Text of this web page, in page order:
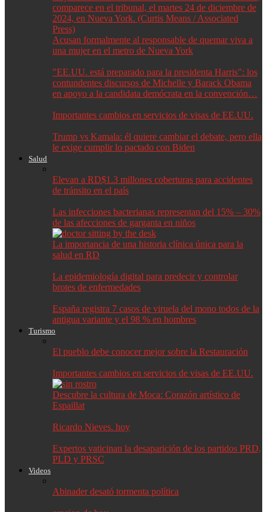
Acusan formalmente al responsable de quemar viva a
una mujer en el metro de Nueva York
"EE.UU. está preparado para la presidenta Harris": los
contundentes discursos de Michelle y Barack Obama
en apoyo a la candidata demócrata en la convención…
Importantes cambios en servicios de visas de EE.UU.
Trump vs Kamala: él quiere cambiar el debate, pero ella
le exige cumplir lo pactado con Biden
Salud
Elevan a RD$1.3 millones coberturas para accidentes
de tránsito en el país
Las infecciones bacterianas representan del 15% – 30%
de las afecciones de garganta en niños
La importancia de una historia clínica única para la
salud en RD
La epidemiología digital para predecir y controlar
brotes de enfermedades
España registra 7 casos de viruela del mono todos de la
antigua variante y el 98 % en hombres
Turismo
El pueblo debe conocer mejor sobre la Restauración
Importantes cambios en servicios de visas de EE.UU.
Descubre la cultura de Moca: Corazón artístico de
Espaillat
Ricardo Nieves. hoy
Expertos vaticinan la desaparición de los partidos PRD,
PLD y PRSC
Videos
Abinader desató tormenta política